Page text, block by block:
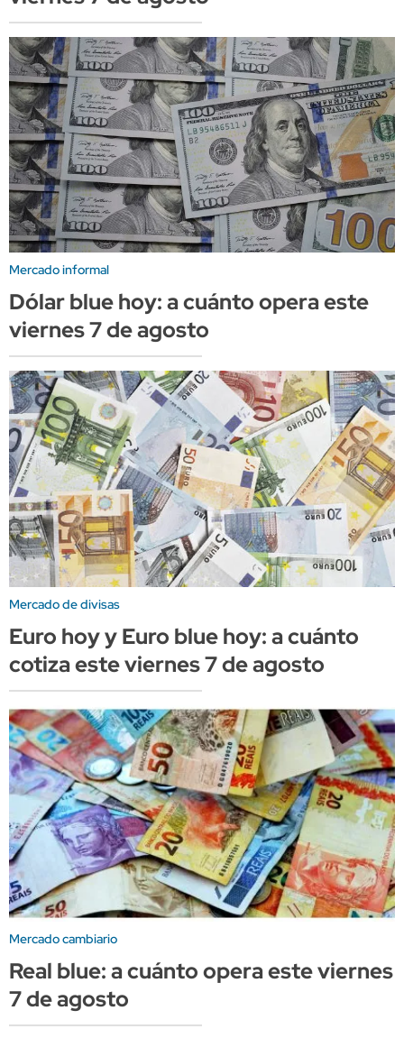
Mercado informal
Dólar blue hoy: a cuánto opera este
viernes 7 de agosto
Mercado de divisas
Euro hoy y Euro blue hoy: a cuánto
cotiza este viernes 7 de agosto
Mercado cambiario
Real blue: a cuánto opera este viernes
7 de agosto